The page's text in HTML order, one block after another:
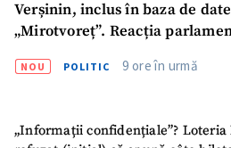
Verșinin, inclus în baza de
„Mirotvoreț”. Reacția
NOU POLITIC 9 ore în urmă
„Informații confidențiale”?